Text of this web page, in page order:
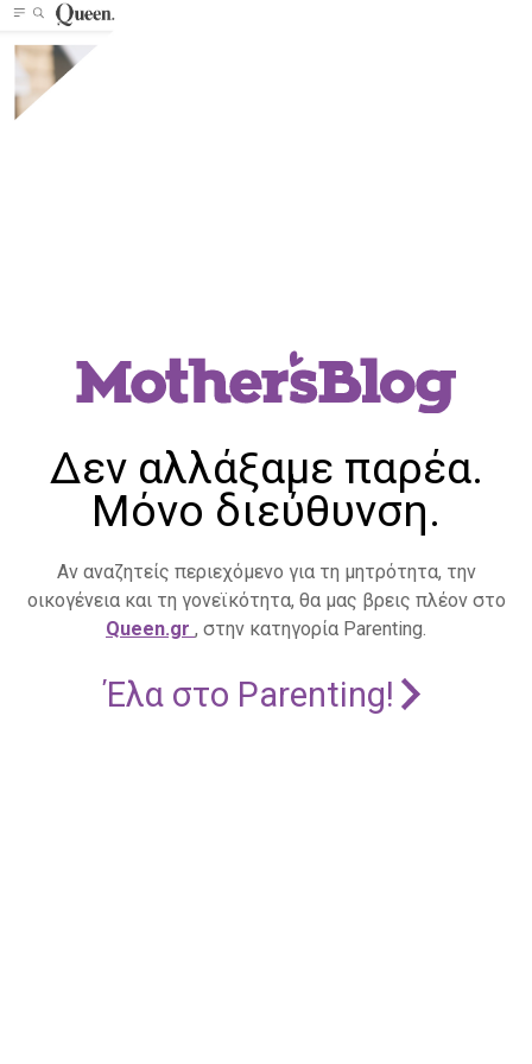
Δεν αλλάξαμε παρέα.
Μόνο διεύθυνση.
Αν αναζητείς περιεχόμενο για τη μητρότητα, την
οικογένεια και τη γονεϊκότητα, θα μας βρεις πλέον στο
Queen.gr , στην κατηγορία Parenting.
Έλα στο Parenting!